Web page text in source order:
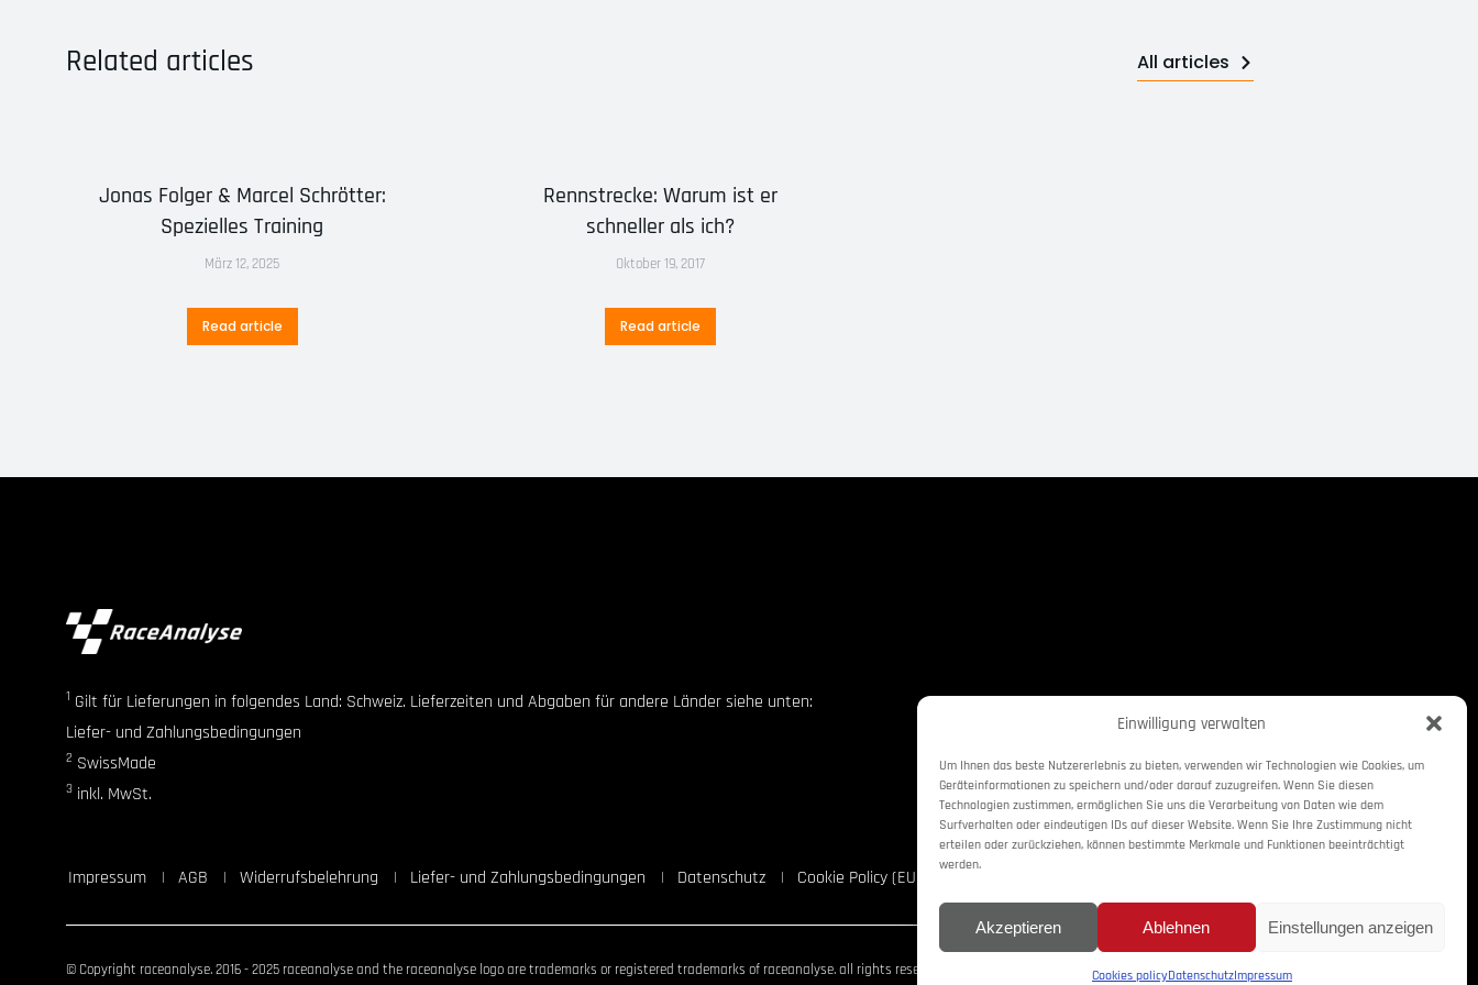
Einwilligung verwalten
Um Ihnen das beste Nutzererlebnis zu bieten, verwenden wir Technologien wie Cookies, um
Geräteinformationen zu speichern und/oder darauf zuzugreifen. Wenn Sie diesen
Technologien zustimmen, ermöglichen Sie uns die Verarbeitung von Daten wie dem
Surfverhalten oder eindeutigen IDs auf dieser Website. Wenn Sie Ihre Zustimmung nicht
erteilen oder zurückziehen, können bestimmte Merkmale und Funktionen beeinträchtigt
werden.
Akzeptieren Ablehnen Einstellungen anzeigen
Cookies policyDatenschutzImpressum
Related articles All articles
Jonas Folger & Marcel Schrötter:
Spezielles Training
März 12, 2025
Read article
Rennstrecke: Warum ist er
schneller als ich?
Oktober 19, 2017
Read article
1 Gilt für Lieferungen in folgendes Land: Schweiz. Lieferzeiten und Abgaben für andere Länder siehe unten:
Liefer- und Zahlungsbedingungen
2 SwissMade
3 inkl. MwSt.
Impressum AGB Widerrufsbelehrung Liefer- und Zahlungsbedingungen Datenschutz Cookie Policy (EU)
© Copyright raceanalyse. 2016 - 2025 raceanalyse and the raceanalyse logo are trademarks or registered trademarks of raceanalyse. all rights reserved